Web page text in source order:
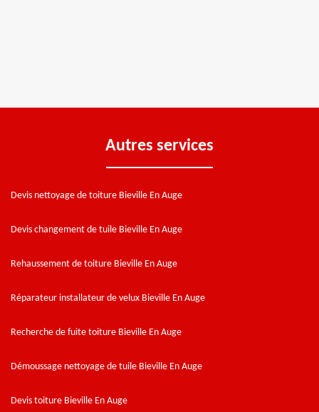
Autres services
Devis nettoyage de toiture Bieville En Auge
Devis changement de tuile Bieville En Auge
Rehaussement de toiture Bieville En Auge
Réparateur installateur de velux Bieville En Auge
Recherche de fuite toiture Bieville En Auge
Démoussage nettoyage de tuile Bieville En Auge
Devis toiture Bieville En Auge